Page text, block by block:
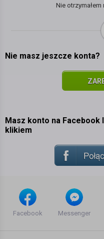
Nie
Nie masz jeszcze konta?
Masz konto na Facebook
klikiem
Facebook Messenger